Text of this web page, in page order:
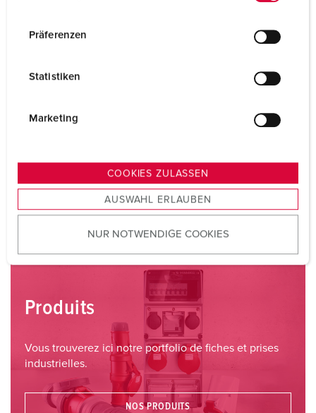
s
u
w
Präferenzen
Statistiken
Marketing
COOKIES ZULASSEN
AUSWAHL ERLAUBEN
NUR NOTWENDIGE COOKIES
Nous sommes à votre disposition. N'hésitez pas à nous
FORMULAIRE DE CONTACT
CONTACT SUR PLACE
Produits
Vous trouverez ici notre portfolio de fiches et prises
industrielles.
NOS PRODUITS